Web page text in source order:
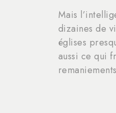
Mais
dizaines de
églises
aussi ce qui